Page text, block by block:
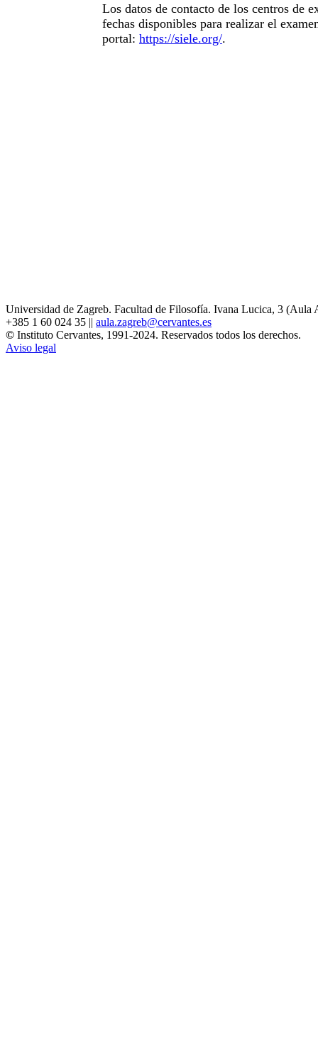
Los datos de contacto de los centros de
fechas disponibles para realizar el
portal: https://siele.org/.
Universidad de Zagreb. Facultad de Filosofía. Ivana Lucica, 3 (Aula
+385 1 60 024 35 || aula.zagreb@cervantes.es
© Instituto Cervantes, 1991-2024. Reservados todos los derechos.
Aviso legal